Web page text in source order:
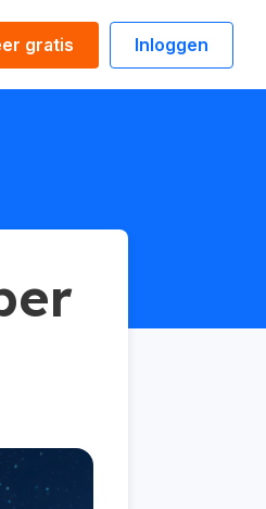
gratis Inloggen